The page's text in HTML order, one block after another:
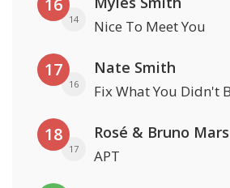
16
14 Nice To Meet You
17
16
Nate Smith
Fix What You Didn't
18
17
Rosé & Bruno Mars
APT